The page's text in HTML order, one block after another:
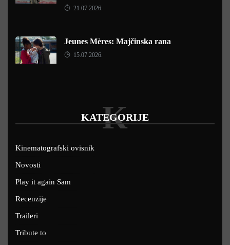
21.07.2026.
Jeunes Mères: Majčinska rana
15.07.2026.
KATEGORIJE
K
Kinematografski ovisnik
Novosti
Play it again Sam
Recenzije
Traileri
Tribute to